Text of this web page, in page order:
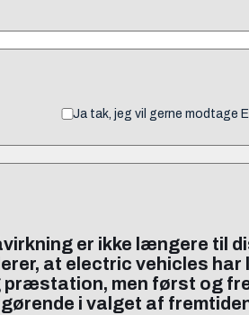
Ja tak, jeg vil gerne modtage
er ikke længere til
at electric vehicles
præstation, men først og
i valget af